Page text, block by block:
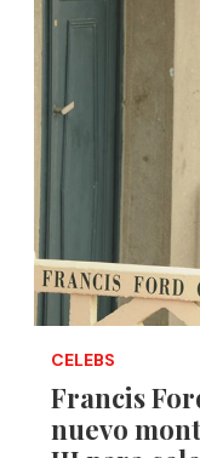
CELEBS
Francis
nuevo